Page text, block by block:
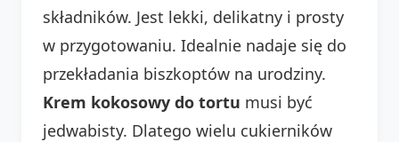
składników. Jest lekki, delikatny i prosty
w przygotowaniu. Idealnie nadaje się do
przekładania biszkoptów na urodziny.
Krem kokosowy do tortu musi być
jedwabisty. Dlatego wielu cukierników